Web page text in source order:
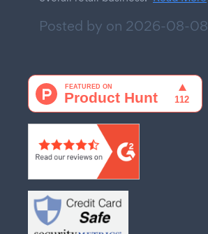
Posted by on 2026-08-08